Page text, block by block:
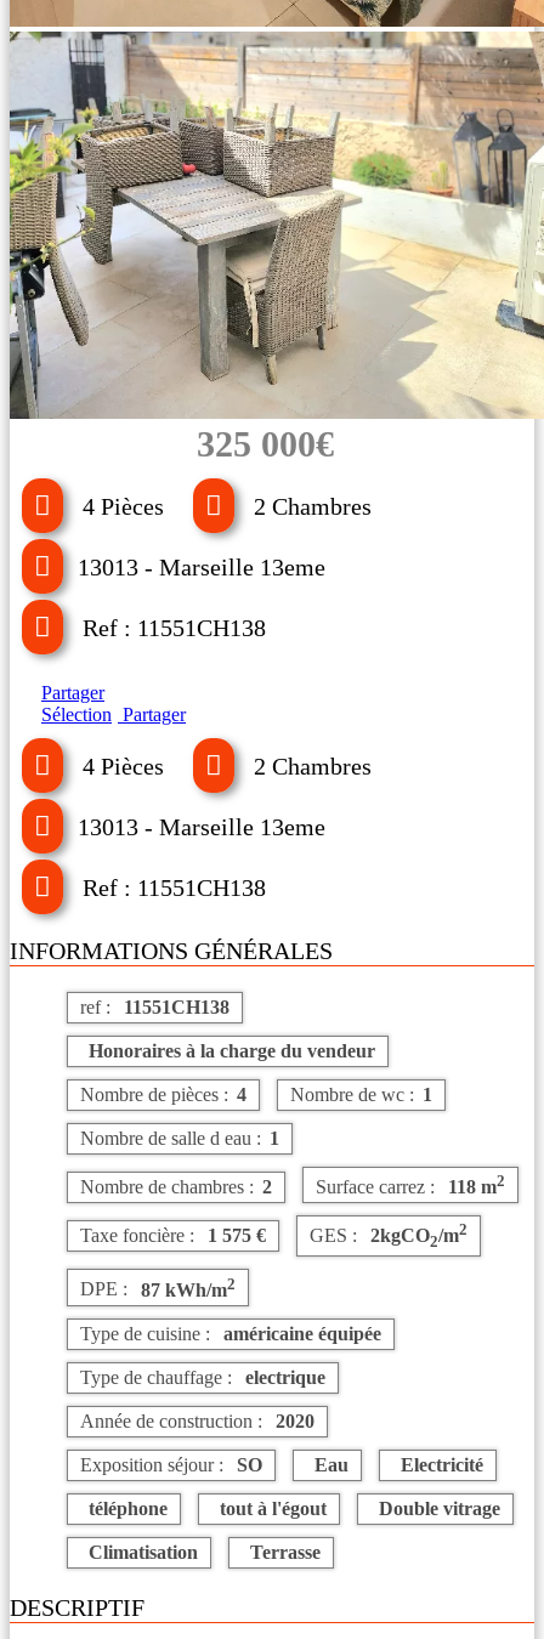
325 000€
4 Pièces 2 Chambres
13013 - Marseille 13eme
Ref : 11551CH138
Partager
Sélection Partager
4 Pièces 2 Chambres
13013 - Marseille 13eme
Ref : 11551CH138
INFORMATIONS GÉNÉRALES
ref : 11551CH138
Honoraires à la charge du vendeur
Nombre de pièces : 4 Nombre de wc : 1
Nombre de salle d eau : 1
Nombre de chambres : 2 Surface carrez : 118 m2
Taxe foncière : 1 575 € GES : 2kgCO2/m2
DPE : 87 kWh/m2
Type de cuisine : américaine équipée
Type de chauffage : electrique
Année de construction : 2020
Exposition séjour : SO Eau Electricité
téléphone tout à l'égout Double vitrage
Climatisation Terrasse
DESCRIPTIF